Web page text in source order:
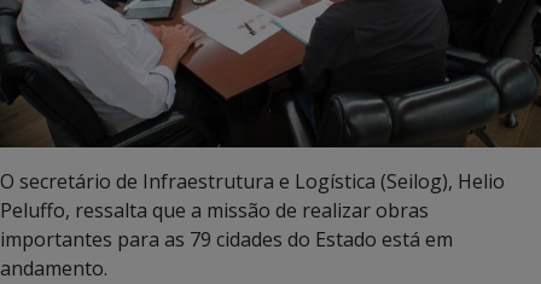
O secretário de Infraestrutura e Logística (Seilog), Helio
Peluffo, ressalta que a missão de realizar obras
importantes para as 79 cidades do Estado está em
andamento.